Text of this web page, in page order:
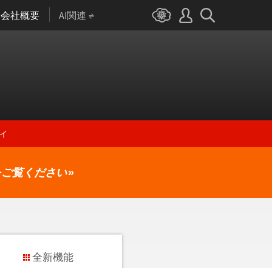
会社概要 AI関連
覧ください»
全新機能